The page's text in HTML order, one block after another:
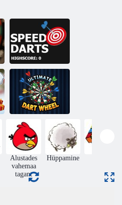
Kiiruse
noolemäng
Ülim nooleratas
Alustades
vahemaa
tagant
Hüppamine